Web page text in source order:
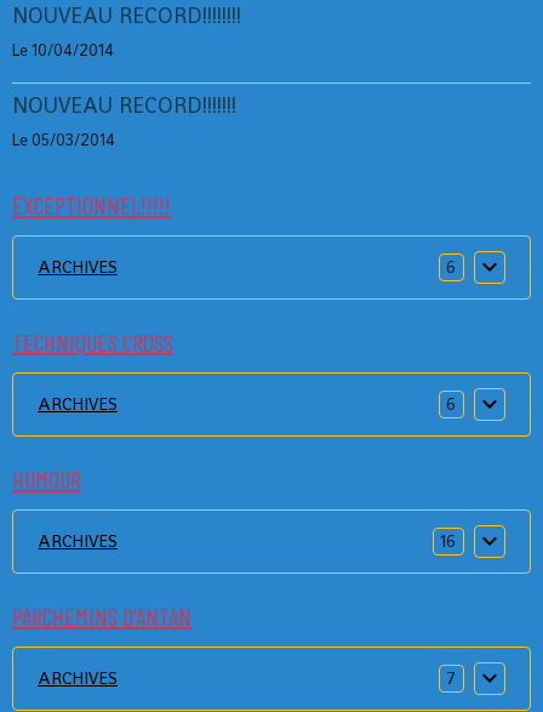
NOUVEAU RECORD!!!!!!!!
Le 10/04/2014
NOUVEAU RECORD!!!!!!!
Le 05/03/2014
EXCEPTIONNEL!!!!!
ARCHIVES 6
TECHNIQUES CROSS
ARCHIVES 6
HUMOUR
ARCHIVES 16
PARCHEMINS D'ANTAN
ARCHIVES 7